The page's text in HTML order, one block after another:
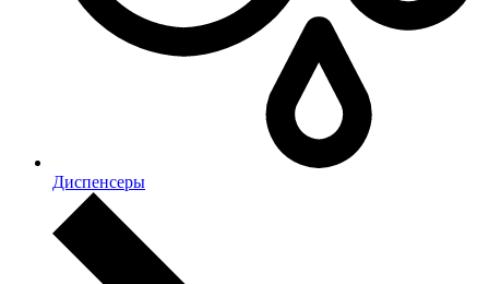
Диспенсеры